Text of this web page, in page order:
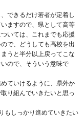
できるだけ若者が定着し
ますので、県として高等
いては、これまでも応援
で、どうしても高校を出
うと半分以上戻ってこな
ので、そういう意味で
ていけるように、県外か
り組んでいきたいと思っ
もしっかり進めていきたい